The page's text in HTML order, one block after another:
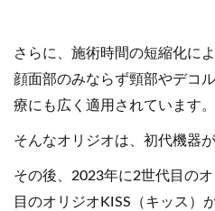
さらに、施術時間の短縮化に
顔面部のみならず頸部やデコ
療にも広く適用されています。
そんなオリジオは、初代機器
その後、2023年に2世代目の
目のオリジオKISS（キッス）